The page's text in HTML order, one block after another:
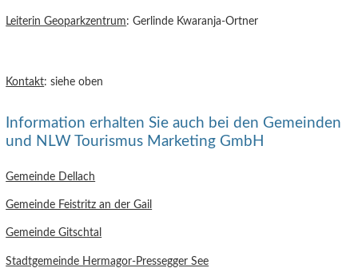
Leiterin Geoparkzentrum: Gerlinde Kwaranja-Ortner
Kontakt: siehe oben
Information erhalten Sie auch bei den Gemeinden
und NLW Tourismus Marketing GmbH
Gemeinde Dellach
Gemeinde Feistritz an der Gail
Gemeinde Gitschtal
Stadtgemeinde Hermagor-Pressegger See